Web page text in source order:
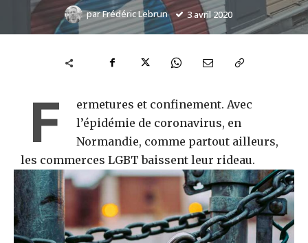
parFrédéric Lebrun 3 avril 2020
F
ermetures et confinement. Avec
l’épidémie de coronavirus, en
Normandie, comme partout ailleurs,
les commerces LGBT baissent leur rideau.